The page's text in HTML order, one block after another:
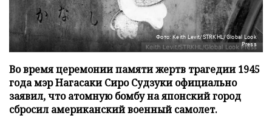
Фото: Keith Levit/STRKHL/Global Look
Press
Во время церемонии памяти жертв трагедии 1945
года мэр Нагасаки Сиро Судзуки официально
заявил, что атомную бомбу на японский город
сбросил американский военный самолет.